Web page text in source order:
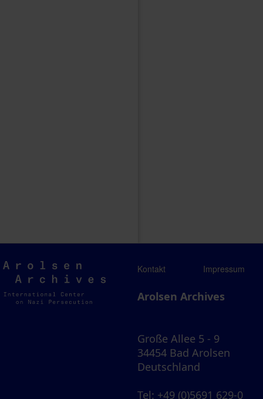
Arolsen
Archives
Kontakt Impressum
Arolsen Archives
Große Allee 5 - 9
34454 Bad Arolsen
Deutschland
Tel: +49 (0)5691 629-0